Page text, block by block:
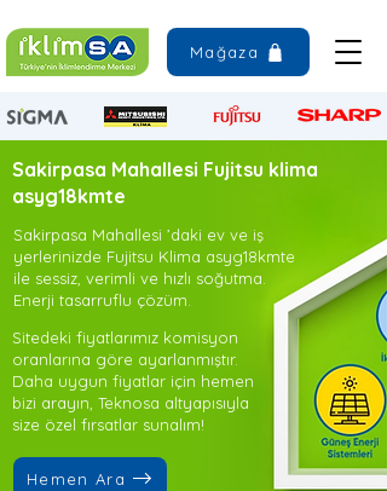
Mağaza
Sakirpasa Mahallesi Fujitsu klima
asyg18kmte
Sakirpasa Mahallesi ’daki ev ve iş
yerlerinizde Fujitsu Klima asyg18kmte
ile sessiz, verimli ve hızlı soğutma.
Enerji tasarruflu çözüm.
Sitedeki fiyatlarımız komisyon
oranlarına göre ayarlanmıştır.
Daha uygun fiyatlar için hemen
bizi arayın, Teknosa altyapısıyla
size özel fırsatlar sunalım!
Hemen Ara